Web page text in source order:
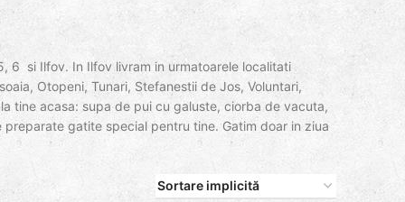
6 si Ilfov. In Ilfov livram in urmatoarele localitati
Otopeni, Tunari, Stefanestii de Jos, Voluntari,
tine acasa: supa de pui cu galuste, ciorba de vacuta,
gatite special pentru tine. Gatim doar in ziua